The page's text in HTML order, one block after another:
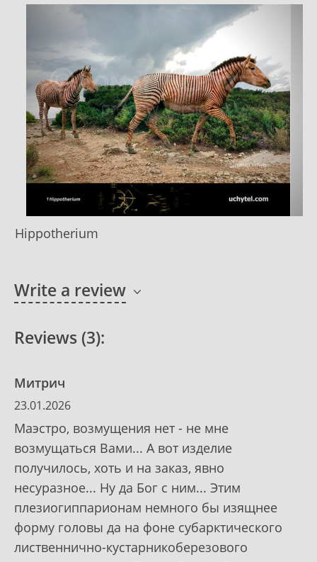
Hippotherium
Write a review
Reviews (3):
Митрич
23.01.2026
Маэстро, возмущения нет - не мне
возмущаться Вами... А вот изделие
получилось, хоть и на заказ, явно
несуразное... Ну да Бог с ним... Этим
плезиогиппарионам немного бы изящнее
форму головы да на фоне субарктического
лиственнично-кустарникоберезового